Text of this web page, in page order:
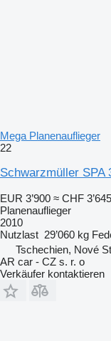
Mega Planenauflieger
22
Schwarzmüller SPA
EUR 3’900 ≈ CHF 3’645
Planenauflieger
2010
Nutzlast 29’060 kg
Tschechien, Nové
AR car - CZ s. r. o
Verkäufer kontaktieren